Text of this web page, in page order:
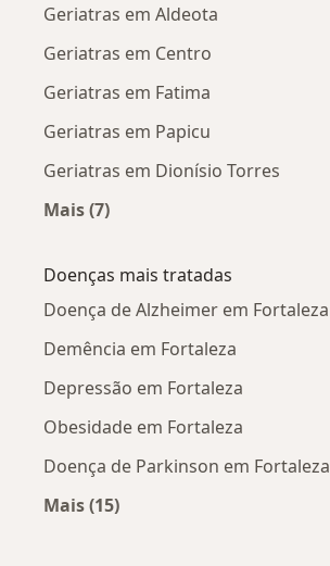
Geriatras em Aldeota
Geriatras em Centro
Geriatras em Fatima
Geriatras em Papicu
Geriatras em Dionísio Torres
Mais (7)
Doenças mais tratadas
Doença de Alzheimer em Fortaleza
Demência em Fortaleza
Depressão em Fortaleza
Obesidade em Fortaleza
Doença de Parkinson em Fortaleza
Mais (15)